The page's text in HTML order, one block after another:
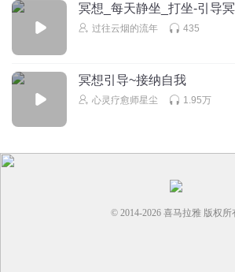
冥想_每天静坐_打坐-引导
过往云烟的流年 435
冥想引导~接纳自我
心灵疗愈师星尘 1.95万
© 2014-2026 喜马拉雅 版权所